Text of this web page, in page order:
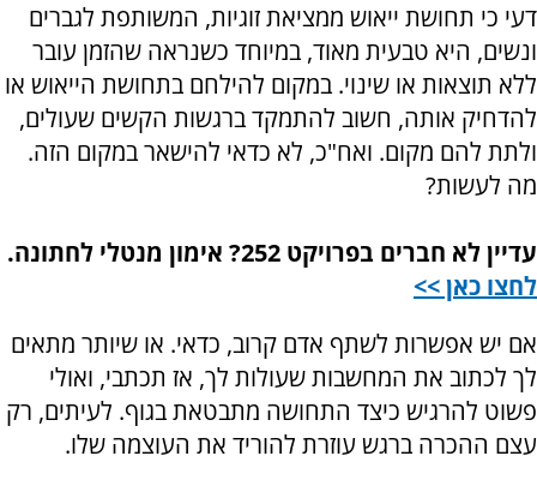
דעי כי תחושת ייאוש ממציאת זוגיות, המשותפת לגברים
ונשים, היא טבעית מאוד, במיוחד כשנראה שהזמן עובר
ללא תוצאות או שינוי. במקום להילחם בתחושת הייאוש או
להדחיק אותה, חשוב להתמקד ברגשות הקשים שעולים,
ולתת להם מקום. ואח"כ, לא כדאי להישאר במקום הזה.
מה לעשות?
עדיין לא חברים בפרויקט 252? אימון מנטלי לחתונה.
לחצו כאן >>
אם יש אפשרות לשתף אדם קרוב, כדאי. או שיותר מתאים
לך לכתוב את המחשבות שעולות לך, אז תכתבי, ואולי
פשוט להרגיש כיצד התחושה מתבטאת בגוף. לעיתים, רק
עצם ההכרה ברגש עוזרת להוריד את העוצמה שלו.